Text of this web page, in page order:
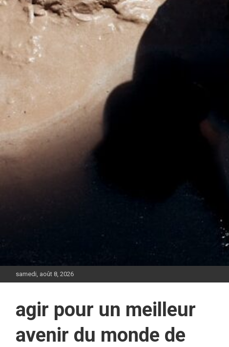
samedi, août 8, 2026
agir pour un meilleur
avenir du monde de